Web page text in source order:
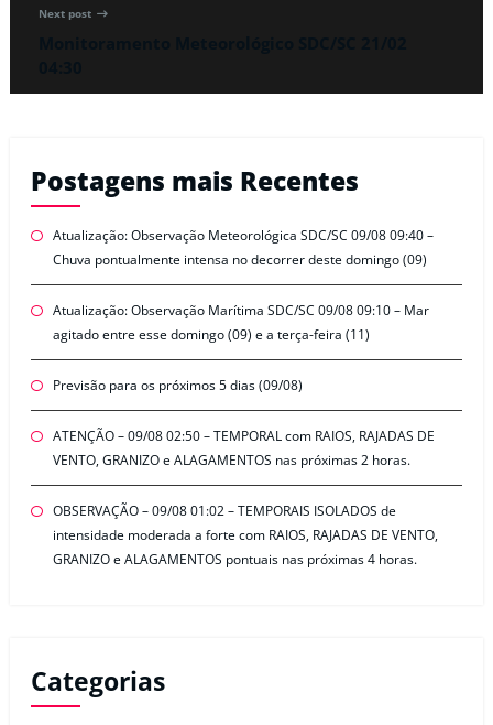
Next post
Postagens mais Recentes
Atualização: Observação Meteorológica SDC/SC 09/08 09:40 –
Chuva pontualmente intensa no decorrer deste domingo (09)
Atualização: Observação Marítima SDC/SC 09/08 09:10 – Mar
agitado entre esse domingo (09) e a terça-feira (11)
Previsão para os próximos 5 dias (09/08)
ATENÇÃO – 09/08 02:50 – TEMPORAL com RAIOS, RAJADAS DE
VENTO, GRANIZO e ALAGAMENTOS nas próximas 2 horas.
OBSERVAÇÃO – 09/08 01:02 – TEMPORAIS ISOLADOS de
intensidade moderada a forte com RAIOS, RAJADAS DE VENTO,
GRANIZO e ALAGAMENTOS pontuais nas próximas 4 horas.
Categorias